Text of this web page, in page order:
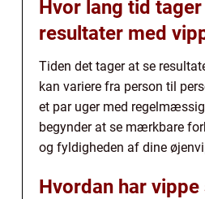
Hvor lang tid
resultater med
Tiden det tager at se
kan variere fra person til
et par uger med
begynder at se mærkbare
og fyldigheden af dine
Hvordan har vippe